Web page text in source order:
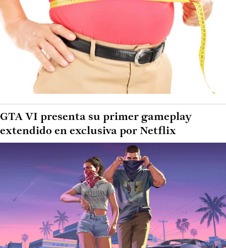
GTA VI presenta su primer gameplay
extendido en exclusiva por Netflix